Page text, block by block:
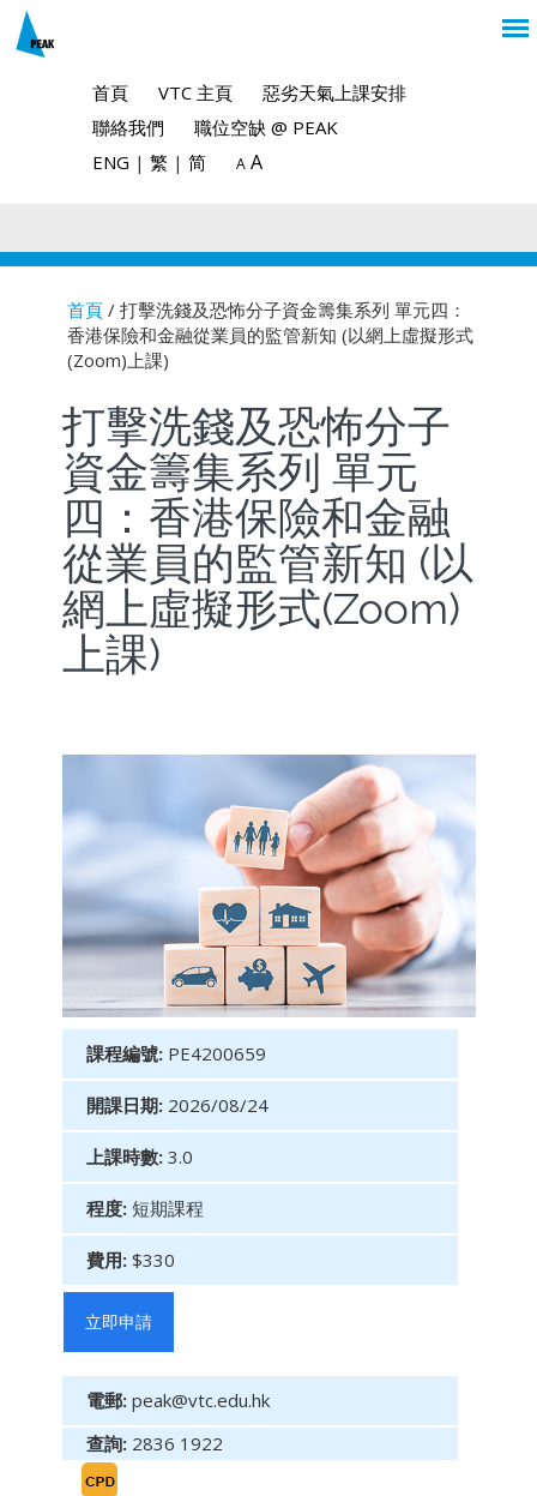
首頁 VTC 主頁
惡劣天氣上課安排
聯絡我們
職位空缺 @ PEAK
ENG | 繁 | 简 A A
You are here
首頁/ 打擊洗錢及恐怖分子資金籌集系列 單元四：
香港保險和金融從業員的監管新知 (以網上虛擬形式
(Zoom)上課)
打擊洗錢及恐怖分子
資金籌集系列 單元
四：香港保險和金融
從業員的監管新知 (以
網上虛擬形式(Zoom)
上課)
課程編號: PE4200659
開課日期: 2026/08/24
上課時數: 3.0
程度: 短期課程
費用: $330
立即申請
電郵: peak@vtc.edu.hk
查詢: 2836 1922